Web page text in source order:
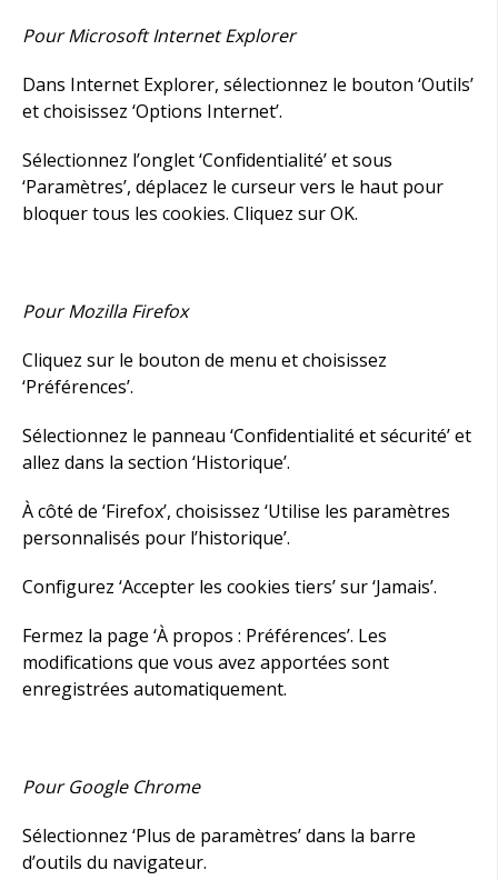
Pour Microsoft Internet Explorer
Dans Internet Explorer, sélectionnez le bouton ‘Outils’
et choisissez ‘Options Internet’.
Sélectionnez l’onglet ‘Confidentialité’ et sous
‘Paramètres’, déplacez le curseur vers le haut pour
bloquer tous les cookies. Cliquez sur OK.
Pour Mozilla Firefox
Cliquez sur le bouton de menu et choisissez
‘Préférences’.
Sélectionnez le panneau ‘Confidentialité et sécurité’ et
allez dans la section ‘Historique’.
À côté de ‘Firefox’, choisissez ‘Utilise les paramètres
personnalisés pour l’historique’.
Configurez ‘Accepter les cookies tiers’ sur ‘Jamais’.
Fermez la page ‘À propos : Préférences’. Les
modifications que vous avez apportées sont
enregistrées automatiquement.
Pour Google Chrome
Sélectionnez ‘Plus de paramètres’ dans la barre
d’outils du navigateur.